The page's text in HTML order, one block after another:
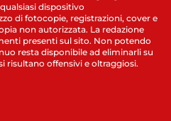
dispositivo
di fotocopie, registrazioni, cover e
non autorizzata. La redazione
presenti sul sito. Non potendo
resta disponibile ad eliminarli su
risultano offensivi e oltraggiosi.